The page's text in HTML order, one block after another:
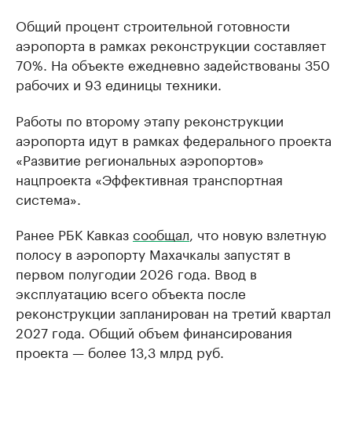
Общий процент строительной готовности
аэропорта в рамках реконструкции составляет
70%. На объекте ежедневно задействованы 350
рабочих и 93 единицы техники.
Работы по второму этапу реконструкции
аэропорта идут в рамках федерального проекта
«Развитие региональных аэропортов»
нацпроекта «Эффективная транспортная
система».
Ранее РБК Кавказсообщал , что новую взлетную
полосу в аэропорту Махачкалы запустят в
первом полугодии 2026 года. Ввод в
эксплуатацию всего объекта после
реконструкции запланирован на третий квартал
2027 года. Общий объем финансирования
проекта — более 13,3 млрд руб.